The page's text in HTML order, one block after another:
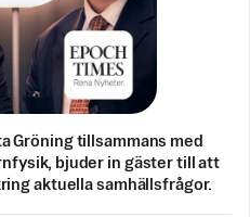
Gröning tillsammans med
bjuder in gäster till att
aktuella samhällsfrågor.